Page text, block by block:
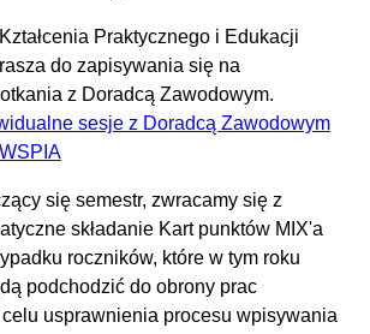
Praktycznego i Edukacji
do zapisywania się na
z Doradcą Zawodowym.
sesje z Doradcą Zawodowym
się semestr, zwracamy się z
składanie Kart punktów MIX'a
roczników, które w tym roku
podchodzić do obrony prac
usprawnienia procesu wpisywania